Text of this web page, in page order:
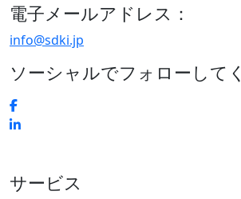
電子メールアドレス：
info@sdki.jp
ソーシャルでフォローして
サービス